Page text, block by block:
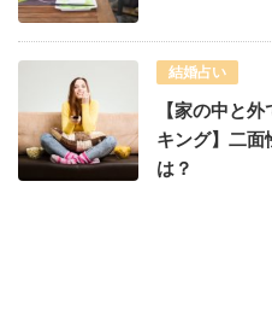
結婚占い
【家の中と
キング】二面
は？